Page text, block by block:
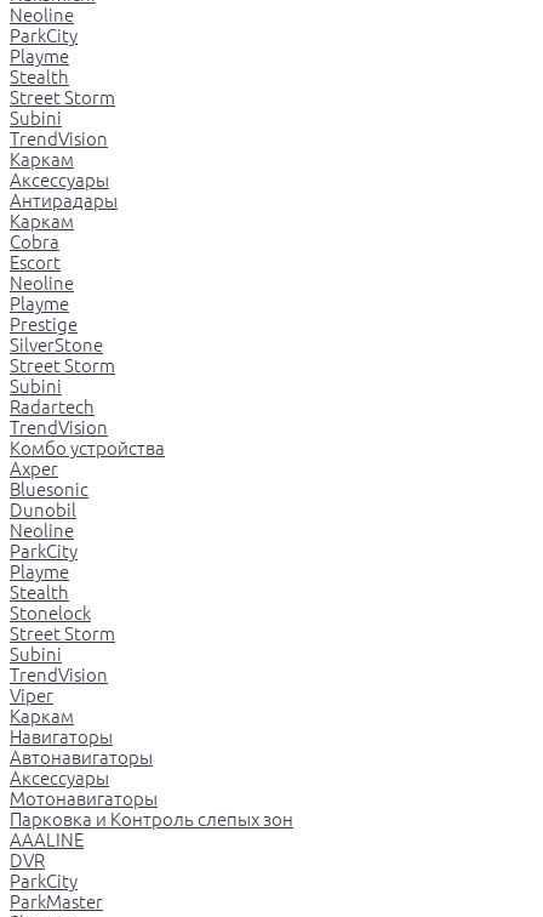
Neoline
ParkCity
Playme
Stealth
Street Storm
Subini
TrendVision
Каркам
Аксессуары
Антирадары
Каркам
Cobra
Escort
Neoline
Playme
Prestige
SilverStone
Street Storm
Subini
Radartech
TrendVision
Комбо устройства
Axper
Bluesonic
Dunobil
Neoline
ParkCity
Playme
Stealth
Stonelock
Street Storm
Subini
TrendVision
Viper
Каркам
Навигаторы
Автонавигаторы
Аксессуары
Мотонавигаторы
Парковка и Контроль слепых зон
AAALINE
DVR
ParkCity
ParkMaster